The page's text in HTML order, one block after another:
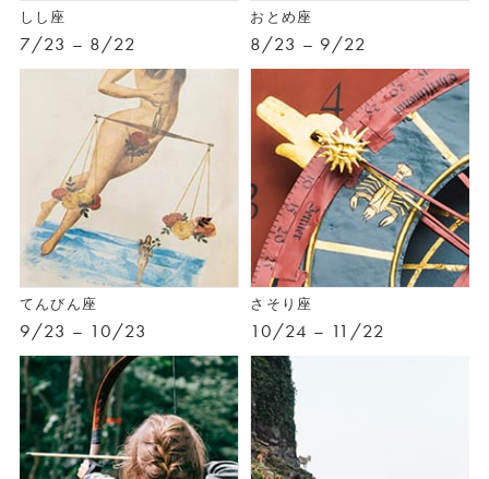
しし座
7/23 – 8/22
おとめ座
8/23 – 9/22
てんびん座
9/23 – 10/23
さそり座
10/24 – 11/22